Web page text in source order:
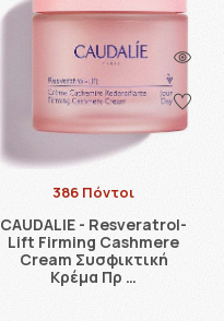
386 Πόντοι
CAUDALIE - Resveratrol-
Lift Firming Cashmere
Cream Συσφικτική
Κρέμα Πρ …